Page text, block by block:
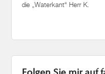
die „Waterkant“ Herr K.